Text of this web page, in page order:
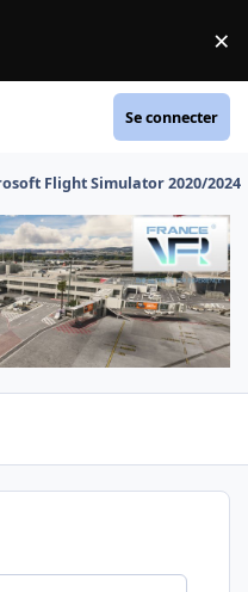
×
Se connecter
Flight Simulator 2020/2024